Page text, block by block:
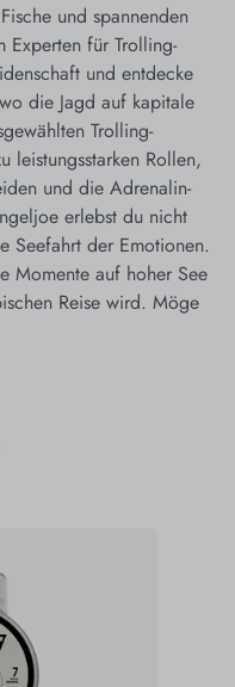
und spannenden
für Trolling-
und entdecke
die Jagd auf kapitale
Trolling-
leistungsstarken Rollen,
und die Adrenalin-
erlebst du nicht
Seefahrt der Emotionen.
Momente auf hoher See
Reise wird. Möge